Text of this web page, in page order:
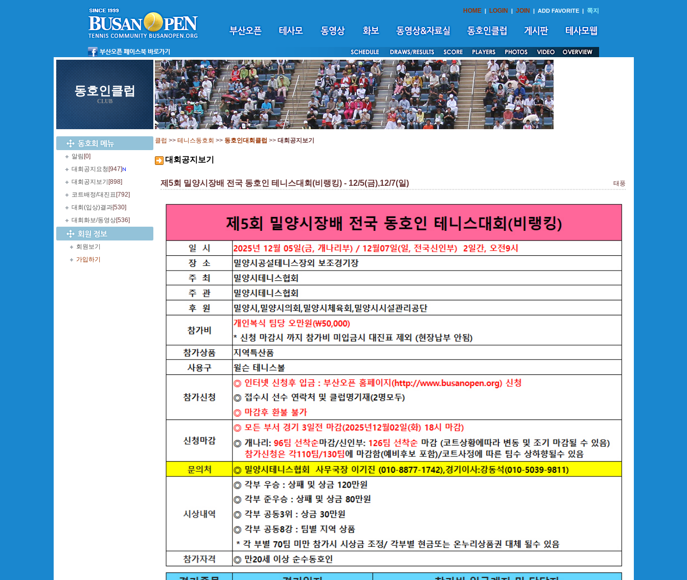
HOME | LOGIN | JOIN | ADD FAVORITE | 쪽지
동호인클럽
CLUB
알림 [0]
대회공지요청 [947]
대회공지보기 [898]
코트배정/대진표 [792]
대회(입상)결과[530]
대회화보/동영상[536]
회원보기
가입하기
클럽 >> 테니스동호회 >> 동호인대회클럽 >> 대회공지보기
대회공지보기
제5회 밀양시장배 전국 동호인 테니스대회(비랭킹) - 12/5(금),12/7(일) 태풍